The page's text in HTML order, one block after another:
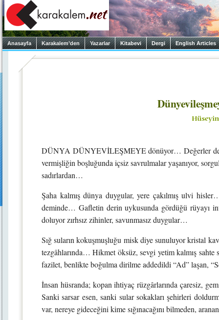
Anasayfa Karakalem’den Yazarlar Kitabevi Dergi English Articles
DÜNYA DÜNYEVİLEŞMEYE dönüyor… Değerler
vermişliğin boşluğunda içsiz savrulmalar yaşanıyor,
sadırlardan…
Şaha kalmış dünya duygular, yere çakılmış ulvi
deminde… Gafletin derin uykusunda gördüğü rüyayı
doluyor zırhsız zihinler, savunmasız duygular…
Sığ suların kokuşmuşluğu misk diye sunuluyor kristal
tezgâhlarında… Hikmet öksüz, sevgi yetim kalmış
fazilet, benlikte boğulma dirilme addedildi “Ad” laşan,
İnsan hüsranda; kopan ihtiyaç rüzgârlarında çaresiz,
Sanki sarsar esen, sanki sular sokakları şehirleri
var, nereye gideceğini kime sığınacağını bilmeden,